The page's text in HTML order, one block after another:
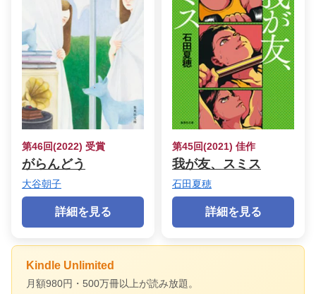
第46回(2022) 受賞
がらんどう
大谷朝子
詳細を見る
第45回(2021) 佳作
我が友、スミス
石田夏穂
詳細を見る
Kindle Unlimited
月額980円・500万冊以上が読み放題。